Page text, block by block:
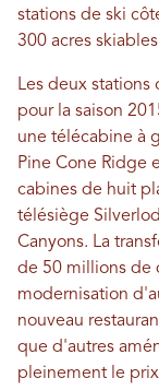
stations de ski
300 acres
Les deux
pour la saison
une télécabine à
Pine Cone Ridge
cabines de huit
télésiège
Canyons. La
de 50 millions de
modernisation
nouveau
que d'autres
pleinement le